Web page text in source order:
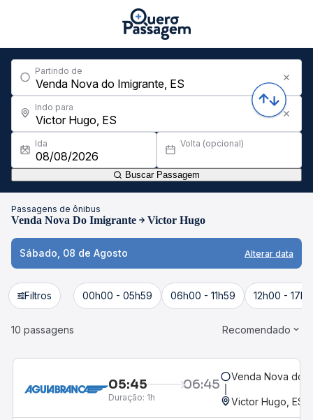
Partindo de
Indo para
Ida Volta (opcional)
Buscar Passagem
Passagens de ônibus
Venda Nova Do Imigrante Victor Hugo
Sábado, 08 de Agosto Alterar data
Filtros 00h00 - 05h59 06h00 - 11h59 12h00 -
10 passagens Recomendado
05:45 06:45
Duração: 1h
Venda Nova do
Victor Hugo, ES